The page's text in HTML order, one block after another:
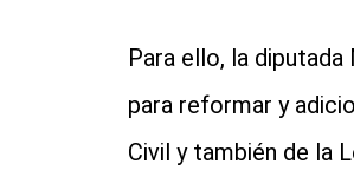
Para ello, la
para reformar y
Civil y también de la